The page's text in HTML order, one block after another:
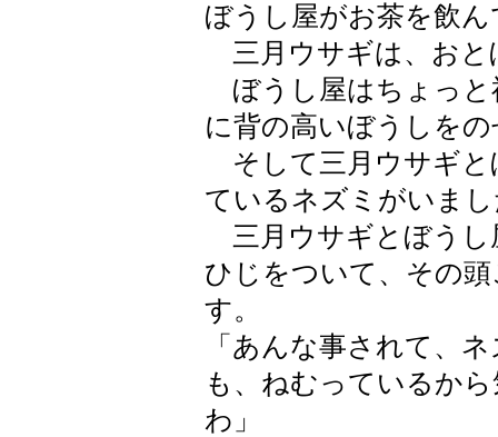
ぼうし屋がお茶を飲
三月ウサギは、おと
ぼうし屋はちょっと
に背の高いぼうしを
そして三月ウサギと
ているネズミがいま
三月ウサギとぼうし
ひじをついて、その
す。
「あんな事されて、
も、ねむっているか
わ」